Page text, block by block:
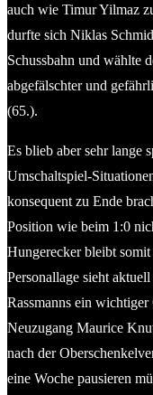
auch wie Timur Yilmaz
durfte sich Niklas
Schussbahn und wählte
abgefälschter und
(65.).
Es blieb aber sehr lange
Umschaltspiel-
konsequent zu Ende
Position wie beim 1:0
Hungerecker bleibt
Personallage sieht
Rassmanns ein
Neuzugang Maurice
nach der
eine Woche pausieren